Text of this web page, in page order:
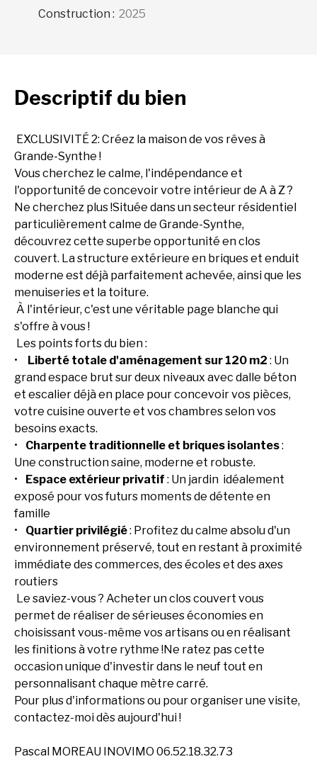
Construction : 2025
Descriptif du bien
EXCLUSIVITÉ 2: Créez la maison de vos rêves à
Grande-Synthe !
Vous cherchez le calme, l'indépendance et
l'opportunité de concevoir votre intérieur de A à Z ?
Ne cherchez plus !Située dans un secteur résidentiel
particulièrement calme de Grande-Synthe,
découvrez cette superbe opportunité en clos
couvert. La structure extérieure en briques et enduit
moderne est déjà parfaitement achevée, ainsi que les
menuiseries et la toiture.
À l'intérieur, c'est une véritable page blanche qui
s'offre à vous !
Les points forts du bien :
Liberté totale d'aménagement sur 120 m2 : Un
grand espace brut sur deux niveaux avec dalle béton
et escalier déjà en place pour concevoir vos pièces,
votre cuisine ouverte et vos chambres selon vos
besoins exacts.
Charpente traditionnelle et briques isolantes:
Une construction saine, moderne et robuste.
Espace extérieur privatif : Un jardin idéalement
exposé pour vos futurs moments de détente en
famille
Quartier privilégié: Profitez du calme absolu d'un
environnement préservé, tout en restant à proximité
immédiate des commerces, des écoles et des axes
routiers
Le saviez-vous ? Acheter un clos couvert vous
permet de réaliser de sérieuses économies en
choisissant vous-même vos artisans ou en réalisant
les finitions à votre rythme !Ne ratez pas cette
occasion unique d'investir dans le neuf tout en
personnalisant chaque mètre carré.
Pour plus d'informations ou pour organiser une visite,
contactez-moi dès aujourd'hui !
Pascal MOREAU INOVIMO 06.52.18.32.73